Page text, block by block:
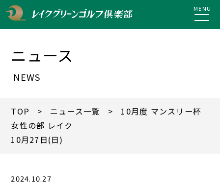
MENU
ニュース
NEWS
TOP > ニュース一覧
> 10月度 マンスリー杯
女性の部 レイク
10月27日(日)
2024.10.27